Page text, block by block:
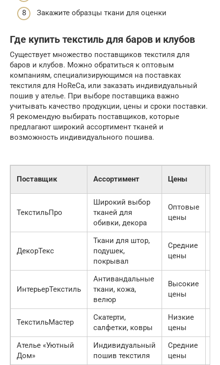
Закажите образцы ткани для оценки
Где купить текстиль для баров и клубов
Существует множество поставщиков текстиля для
баров и клубов. Можно обратиться к оптовым
компаниям, специализирующимся на поставках
текстиля для HoReCa, или заказать индивидуальный
пошив у ателье. При выборе поставщика важно
учитывать качество продукции, цены и сроки поставки.
Я рекомендую выбирать поставщиков, которые
предлагают широкий ассортимент тканей и
возможность индивидуального пошива.
Поставщик Ассортимент Цены
ТекстильПро
Широкий выбор
тканей для
обивки, декора
Оптовые
цены
ДекорТекс
Ткани для штор,
подушек,
покрывал
Средние
цены
ИнтерьерТекстиль
Антивандальные
ткани, кожа,
велюр
Высокие
цены
ТекстильМастер
Скатерти,
салфетки, ковры
Низкие
цены
Ателье «Уютный
Дом»
Индивидуальный
пошив текстиля
Средние
цены